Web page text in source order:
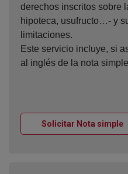
derechos inscritos sobre
hipoteca, usufructo…- y
limitaciones.
Este servicio incluye, si
al inglés de la nota
Solicitar Nota simple